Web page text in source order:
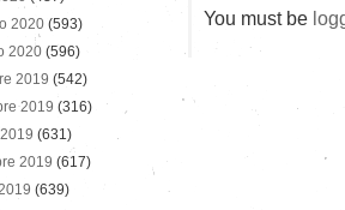
You must be
2020 (593)
2020 (596)
2019 (542)
2019 (316)
(631)
2019 (617)
(639)